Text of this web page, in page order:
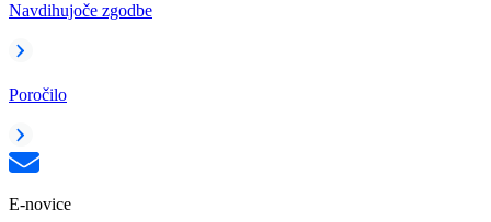
Navdihujoče zgodbe
Poročilo
E-novice